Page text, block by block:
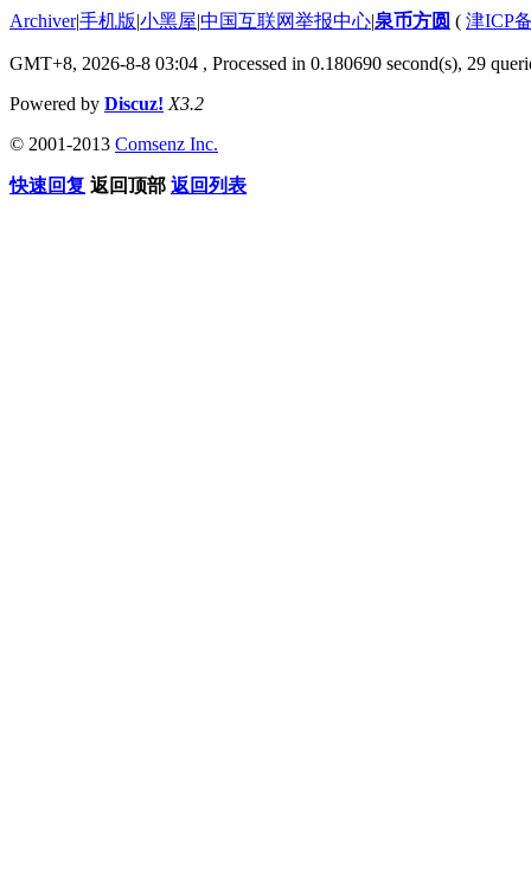
Archiver|手机版|小黑屋|中国互联网举报中心|泉币方圆 ( 津ICP
GMT+8, 2026-8-8 03:04 , Processed in 0.180690 second(s), 29
Powered by Discuz! X3.2
© 2001-2013 Comsenz Inc.
快速回复 返回顶部 返回列表